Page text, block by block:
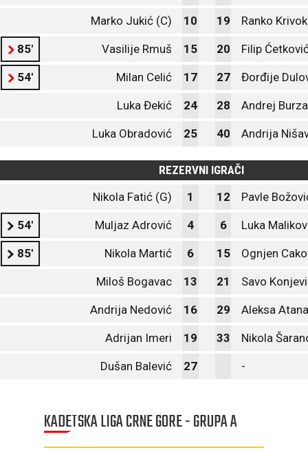
Marko Jukić (C) 10 19 Ranko
85' Vasilije Rmuš 15 20 Filip
54' Milan Celić 17 27 Đorđije
Luka Đekić 24 28 Andrej
Luka Obradović 25 40 Andrija
REZERVNI IGRAČI
Nikola Fatić (G)
1 12 Pavle
54' Muljaz Adrović 4 6 Luka
85' Nikola Martić 6 15 Ognjen
Miloš Bogavac 13 21 Savo
Andrija Nedović 16 29 Aleksa
Adrijan Imeri 19 33 Nikola
Dušan Balević 27 -
KADETSKA LIGA CRNE GORE - GRUPA A